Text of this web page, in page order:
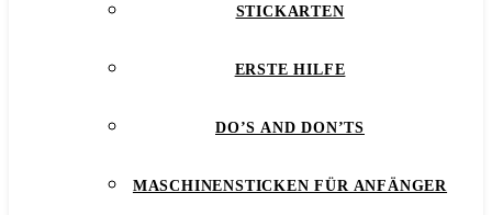
STICKARTEN
ERSTE HILFE
DO’S AND DON’TS
MASCHINENSTICKEN FÜR ANFÄNGER